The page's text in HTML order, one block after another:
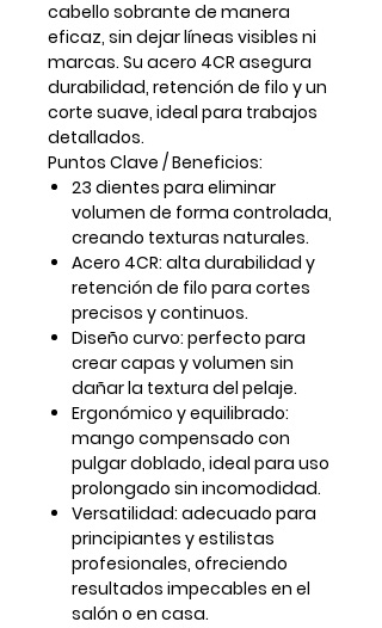
cabello sobrante de manera
eficaz, sin dejar líneas visibles ni
marcas. Su acero 4CR asegura
durabilidad, retención de filo y un
corte suave, ideal para trabajos
detallados.
Puntos Clave / Beneficios:
23 dientes para eliminar
volumen de forma controlada,
creando texturas naturales.
Acero 4CR: alta durabilidad y
retención de filo para cortes
precisos y continuos.
Diseño curvo: perfecto para
crear capas y volumen sin
dañar la textura del pelaje.
Ergonómico y equilibrado:
mango compensado con
pulgar doblado, ideal para uso
prolongado sin incomodidad.
Versatilidad: adecuado para
principiantes y estilistas
profesionales, ofreciendo
resultados impecables en el
salón o en casa.